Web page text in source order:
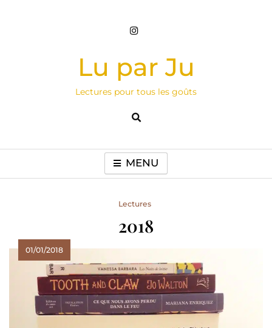
Lu par Ju
Lectures pour tous les goûts
MENU
Lectures
2018
01/01/2018